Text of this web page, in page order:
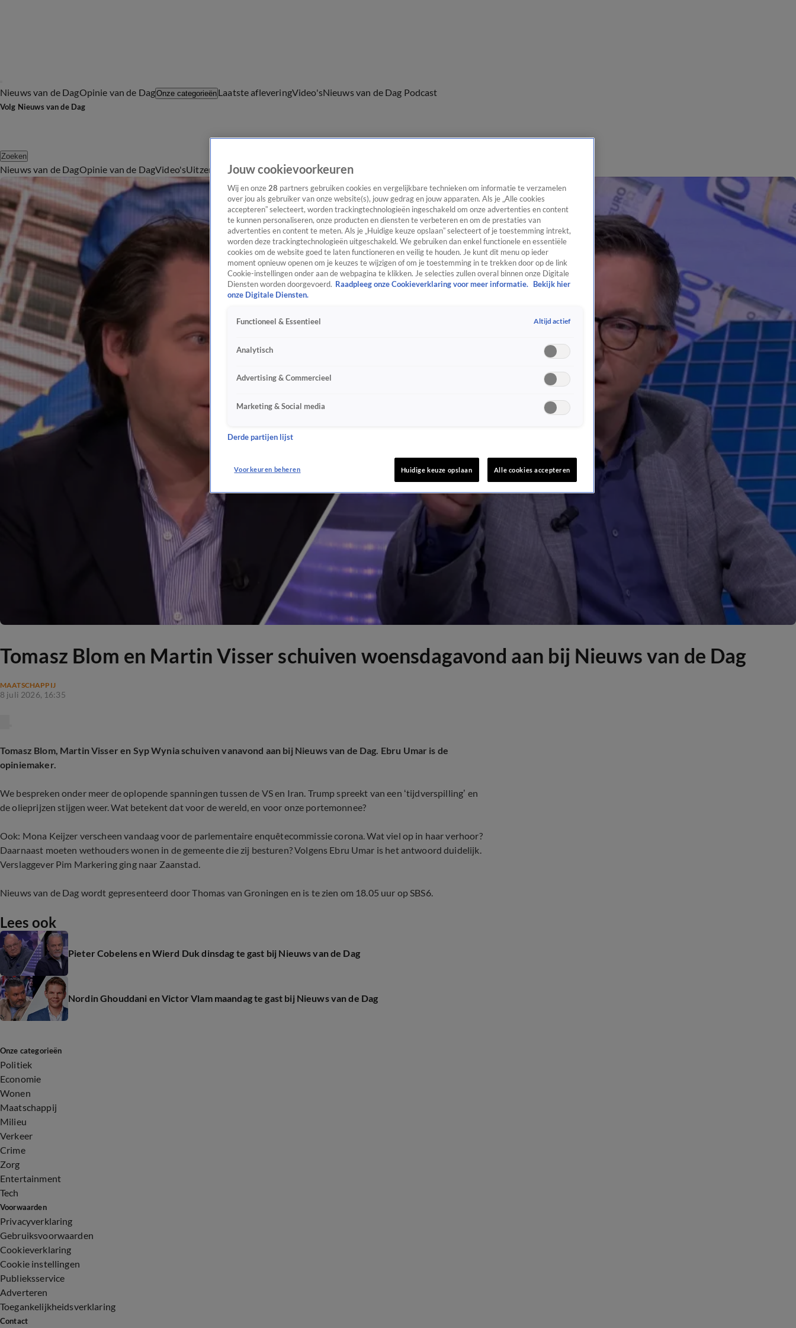
Nieuws van de DagOpinie van de DagOnze categorieën Laatste afleveringVideo'sNieuws van de Dag Podcast
Volg Nieuws van de Dag
Zoeken
Nieuws van de DagOpinie van de DagVideo'sUitzendingenPodcastPanelContact
Tomasz Blom en Martin Visser schuiven woensdagavond aan bij Nieuws van de Dag
MAATSCHAPPIJ
8 juli 2026, 16:35
Tomasz Blom, Martin Visser en Syp Wynia schuiven vanavond aan bij Nieuws van de Dag. Ebru Umar is de
opiniemaker.
We bespreken onder meer de oplopende spanningen tussen de VS en Iran. Trump spreekt van een ‘tijdverspilling’ en
de olieprijzen stijgen weer. Wat betekent dat voor de wereld, en voor onze portemonnee?
Ook: Mona Keijzer verscheen vandaag voor de parlementaire enquêtecommissie corona. Wat viel op in haar verhoor?
Daarnaast moeten wethouders wonen in de gemeente die zij besturen? Volgens Ebru Umar is het antwoord duidelijk.
Verslaggever Pim Markering ging naar Zaanstad.
Nieuws van de Dag wordt gepresenteerd door Thomas van Groningen en is te zien om 18.05 uur op SBS6.
Lees ook
Pieter Cobelens en Wierd Duk dinsdag te gast bij Nieuws van de Dag
Nordin Ghouddani en Victor Vlam maandag te gast bij Nieuws van de Dag
Onze categorieën
Politiek
Economie
Wonen
Maatschappij
Milieu
Verkeer
Crime
Zorg
Entertainment
Tech
Voorwaarden
Privacyverklaring
Gebruiksvoorwaarden
Cookieverklaring
Cookie instellingen
Publieksservice
Adverteren
Toegankelijkheidsverklaring
Contact
Jouw cookievoorkeuren
Wij en onze 28 partners gebruiken cookies en vergelijkbare technieken om informatie te verzamelen
over jou als gebruiker van onze website(s), jouw gedrag en jouw apparaten. Als je „Alle cookies
accepteren” selecteert, worden trackingtechnologieën ingeschakeld om onze advertenties en content
te kunnen personaliseren, onze producten en diensten te verbeteren en om de prestaties van
advertenties en content te meten. Als je „Huidige keuze opslaan” selecteert of je toestemming intrekt,
worden deze trackingtechnologieën uitgeschakeld. We gebruiken dan enkel functionele en essentiële
cookies om de website goed te laten functioneren en veilig te houden. Je kunt dit menu op ieder
moment opnieuw openen om je keuzes te wijzigen of om je toestemming in te trekken door op de link
Cookie-instellingen onder aan de webpagina te klikken. Je selecties zullen overal binnen onze Digitale
Diensten worden doorgevoerd. Raadpleeg onze Cookieverklaring voor meer informatie.
Bekijk hier
onze Digitale Diensten.
Functioneel & Essentieel Altijd actief
Analytisch
Advertising & Commercieel
Marketing & Social media
Derde partijen lijst
Voorkeuren beheren Huidige keuze opslaan Alle cookies accepteren